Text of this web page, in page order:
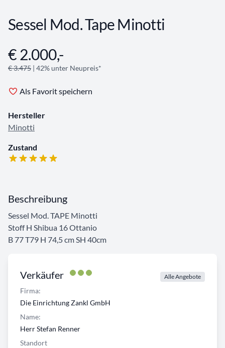
Sessel Mod. Tape Minotti
Angebotsinformationen
€ 2.000,-
€ 3.475 | 42% unter Neupreis*
Als Favorit speichern
Hersteller
Minotti
Zustand
Verkäufer Alle Angebote
Firma:
Die Einrichtung Zankl GmbH
Name:
Herr Stefan Renner
Standort
Beschreibung
Sessel Mod. TAPE Minotti
Stoff H Shibua 16 Ottanio
B 77 T79 H 74,5 cm SH 40cm